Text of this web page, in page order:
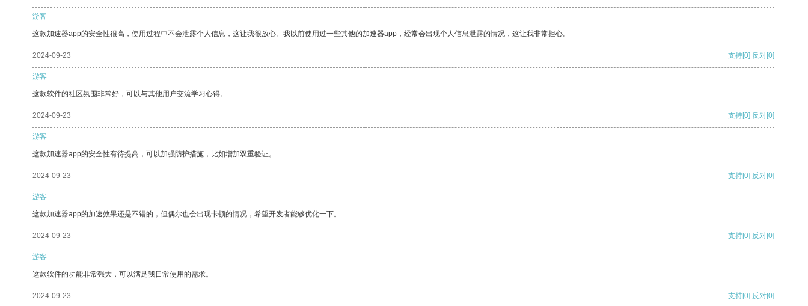
游客
这款加速器app的安全性很高，使用过程中不会泄露个人信息，这让我很放心。我以前使用过一些其他的加速器app，经常会出现个人信息泄露的情况，这让我非常担心。
2024-09-23 支持[0] 反对[0]
游客
这款软件的社区氛围非常好，可以与其他用户交流学习心得。
2024-09-23 支持[0] 反对[0]
游客
这款加速器app的安全性有待提高，可以加强防护措施，比如增加双重验证。
2024-09-23 支持[0] 反对[0]
游客
这款加速器app的加速效果还是不错的，但偶尔也会出现卡顿的情况，希望开发者能够优化一下。
2024-09-23 支持[0] 反对[0]
游客
这款软件的功能非常强大，可以满足我日常使用的需求。
2024-09-23 支持[0] 反对[0]